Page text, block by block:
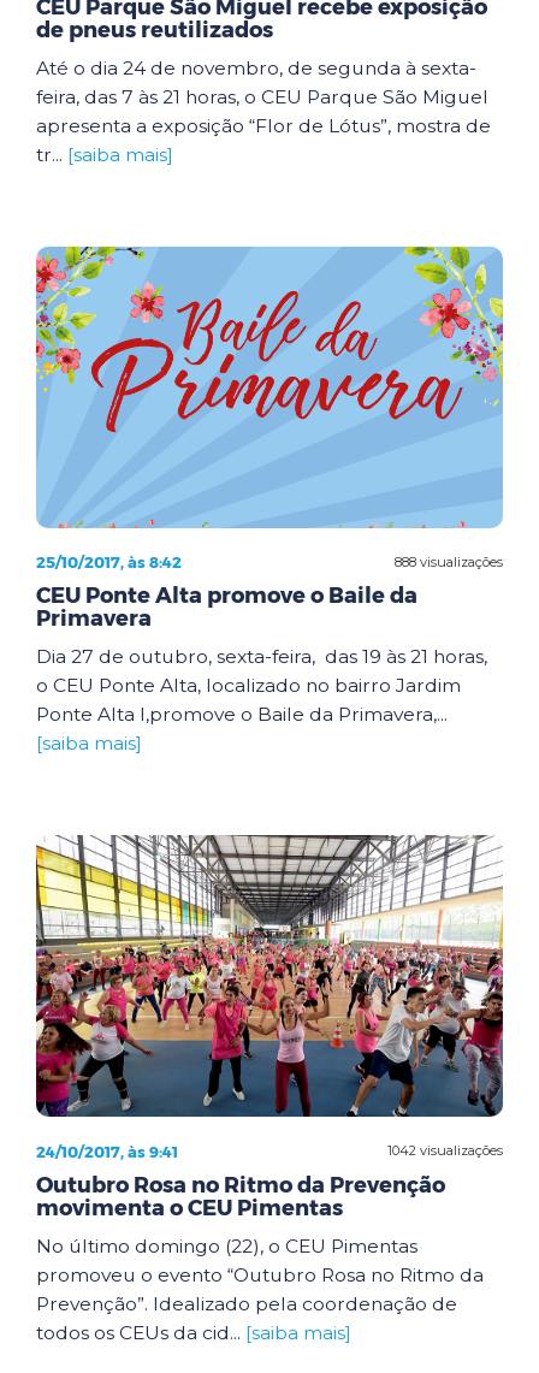
CEU Parque São Miguel recebe exposição
de pneus reutilizados
Até o dia 24 de novembro, de segunda à sexta-
feira, das 7 às 21 horas, o CEU Parque São Miguel
apresenta a exposição “Flor de Lótus”, mostra de
tr... [saiba mais]
888 visualizações
25/10/2017, às 8:42
CEU Ponte Alta promove o Baile da
Primavera
Dia 27 de outubro, sexta-feira, das 19 às 21 horas,
o CEU Ponte Alta, localizado no bairro Jardim
Ponte Alta I,promove o Baile da Primavera,...
[saiba mais]
1042 visualizações
24/10/2017, às 9:41
Outubro Rosa no Ritmo da Prevenção
movimenta o CEU Pimentas
No último domingo (22), o CEU Pimentas
promoveu o evento “Outubro Rosa no Ritmo da
Prevenção”. Idealizado pela coordenação de
todos os CEUs da cid... [saiba mais]